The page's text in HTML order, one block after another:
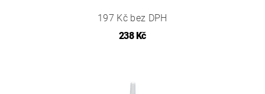
197 Kč bez DPH
238 Kč